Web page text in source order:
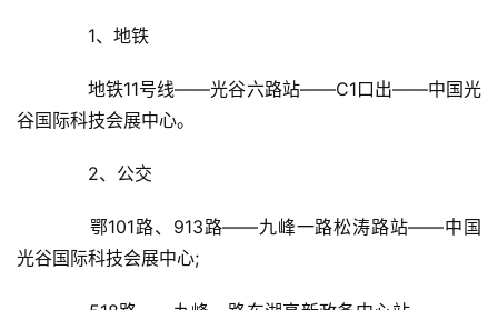
1、地铁
地铁11号线——光谷六路站——C1口出——中国光
谷国际科技会展中心。
2、公交
鄂101路、913路——九峰一路松涛路站——中国
光谷国际科技会展中心;